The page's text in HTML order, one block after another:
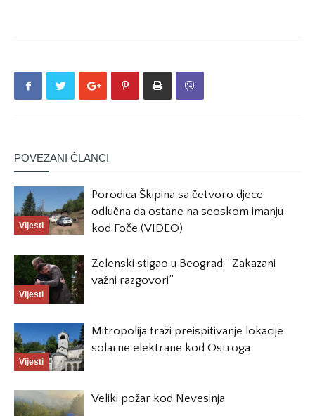
POVEZANI ČLANCI
Vijesti
Porodica Škipina sa četvoro djece
odlučna da ostane na seoskom imanju
kod Foče (VIDEO)
Vijesti
Zelenski stigao u Beograd: “Zakazani
važni razgovori”
Vijesti
Mitropolija traži preispitivanje lokacije
solarne elektrane kod Ostroga
Veliki požar kod Nevesinja